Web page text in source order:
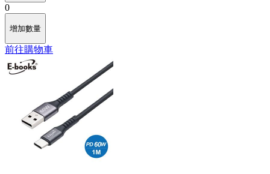
0
增加數量
前往購物車